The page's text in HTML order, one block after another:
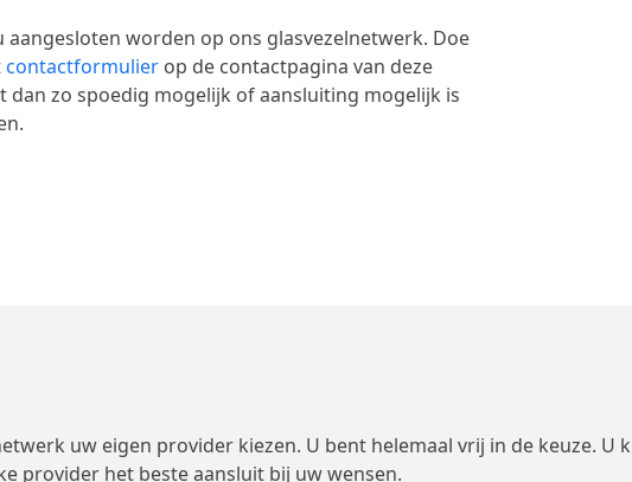
worden op ons glasvezelnetwerk. Doe
contactformulier op de contactpagina van deze
dan zo spoedig mogelijk of aansluiting mogelijk is
uw eigen provider kiezen. U bent helemaal vrij in de keuze.
provider het beste aansluit bij uw wensen.